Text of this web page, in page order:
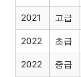
2021 고급
2022 초급
2022 중급